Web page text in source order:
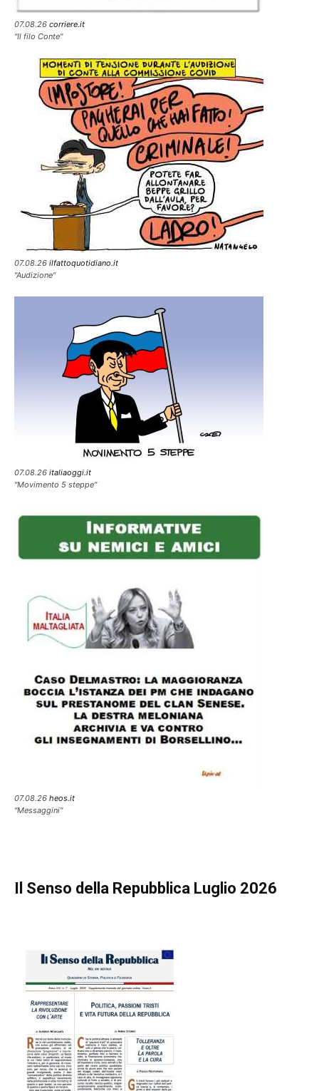
07.08.26 corriere.it
"Il filo Conte"
07.08.26 ilfattoquotidiano.it
"Audizione"
07.08.26 italiaoggi.it
"Movimento 5 steppe"
07.08.26 heos.it
"Messaggini"
Il Senso della Repubblica Luglio 2026